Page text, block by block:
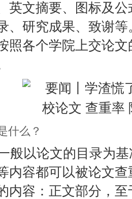
英文摘要、图标及
、研究成果、致谢
照各个学院上交论
什么？
般以论文的目录为
内容都可以被论文
内容：正文部分，